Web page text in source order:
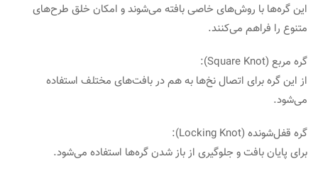
این گره‌ها با روش‌های خاصی بافته می‌شوند و امکان خلق طرح‌های
متنوع را فراهم می‌کنند.
گره مربع (Square Knot):
از این گره برای اتصال نخ‌ها به هم در بافت‌های مختلف استفاده
می‌شود.
گره قفل‌شونده (Locking Knot):
برای پایان بافت و جلوگیری از باز شدن گره‌ها استفاده می‌شود.